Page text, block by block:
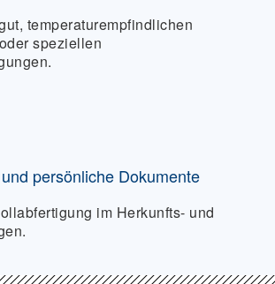
, temperaturempfindlichen
oder speziellen
persönliche Dokumente
im Herkunfts- und